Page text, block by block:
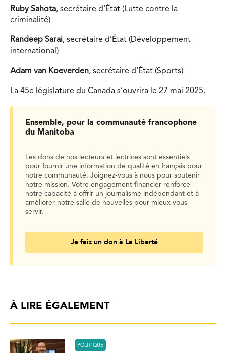
Ruby Sahota, secrétaire d’État (Lutte contre la
criminalité)
Randeep Sarai, secrétaire d’État (Développement
international)
Adam van Koeverden, secrétaire d’État (Sports)
La 45e législature du Canada s’ouvrira le 27 mai 2025.
Ensemble, pour la communauté francophone
du Manitoba
Les dons de nos lecteurs et lectrices sont essentiels
pour fournir une information de qualité en français pour
notre communauté. Joignez-vous à nous pour soutenir
notre mission. Votre engagement financier renforce
notre capacité à offrir un journalisme indépendant et à
améliorer notre salle de nouvelles pour mieux vous
servir.
Je fais un don à La Liberté
À LIRE ÉGALEMENT
POLITIQUE